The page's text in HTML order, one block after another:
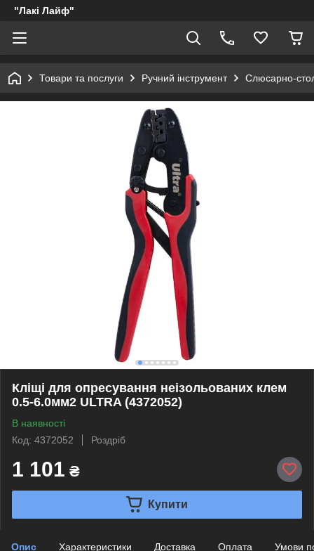
"Лакі Лайф"
Товари та послуги Ручний інструмент Слюсарно-
Кліщі для опресування неізольованих клем
0.5-6.0мм2 ULTRA (4372052)
В наявності
Код: 4372052
Роздріб
1 101 ₴
Купити
Опис Характеристики Доставка Оплата Умови